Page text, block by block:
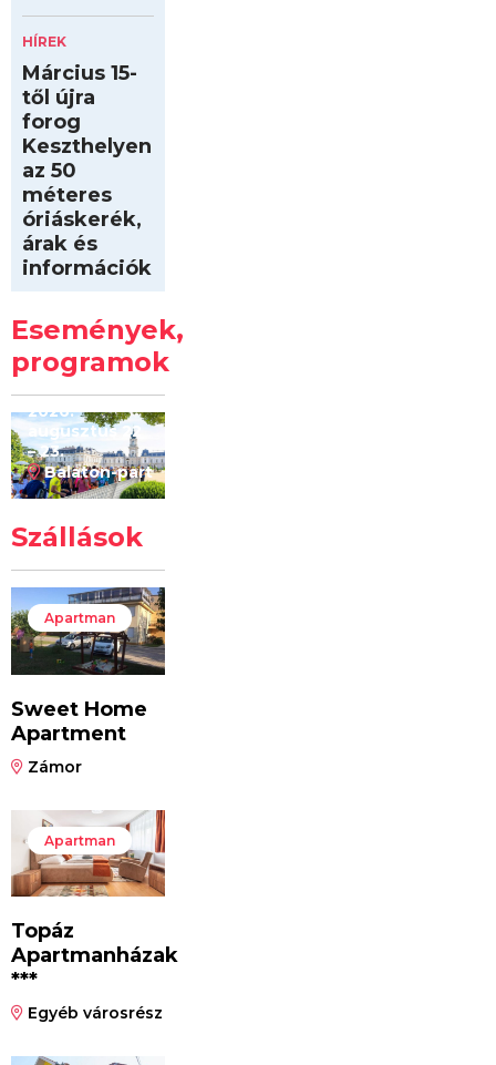
HÍREK
Március 15-
től újra
forog
Keszthelyen
az 50
méteres
óriáskerék,
árak és
információk
Események,
programok
Kilóméterek
2026
2026.
augusztus 22
– 23.
Balaton-part
Szállások
Apartman
Sweet Home
Apartment
Zámor
Apartman
Topáz
Apartmanházak
***
Egyéb városrész